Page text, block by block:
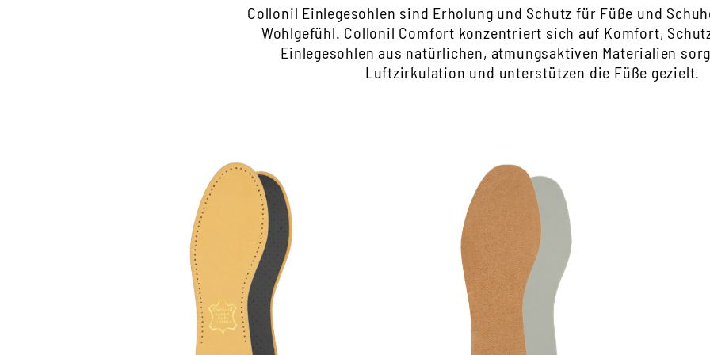
Collonil Einlegesohlen sind Erholung und Schutz für Füße und
Wohlgefühl. Collonil Comfort konzentriert sich auf Komfort,
Einlegesohlen aus natürlichen, atmungsaktiven Materialien
Luftzirkulation und unterstützen die Füße gezielt.
Hochwertige Ledersohle
mit angenehm polsterndem Latexschaum
und Aktivkohle-Filter
atmungsaktiv
lässiger Memory Effekt
passt sich durch den verwendeten
Memory Schaum der Druckbelastung des
Fußes perfekt an